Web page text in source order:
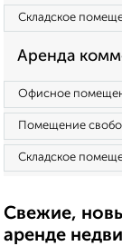
Складское
Аренда
Офисное
Помещение
Складское
Свежие,
аренде